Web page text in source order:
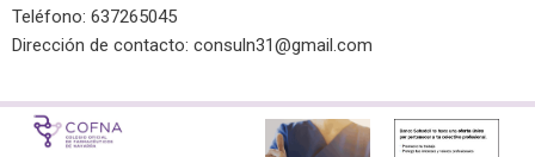
Teléfono: 637265045
Dirección de contacto: consuln31@gmail.com